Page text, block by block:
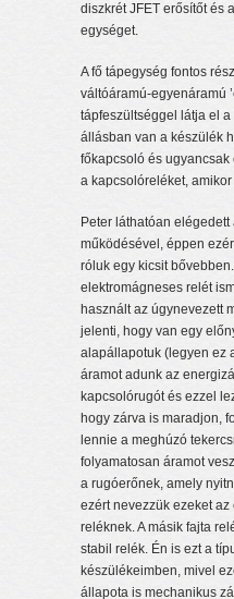
diszkrét JFET erősítőt és
egységet.
A fő tápegység fontos
váltóáramú-egyenáramú
tápfeszültséggel látja el
állásban van a készülék
főkapcsoló és
a kapcsolóreléket,
Peter láthatóan elégedett
működésével, éppen
róluk egy kicsit
elektromágneses relét
használt az úgynevezett
jelenti, hogy van egy
alapállapotuk (legyen ez
áramot adunk az
kapcsolórugót és ezzel
hogy zárva is maradjon,
lennie a meghúzó
folyamatosan áramot
a rugóerőnek, amely
ezért nevezzük ezeket
reléknek. A másik fajta
stabil relék. Én is ezt a
készülékeimben, mivel
állapota is mechanikus